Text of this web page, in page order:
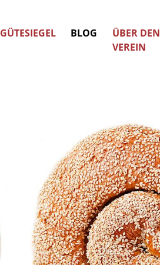
GÜTESIEGEL BLOG
ÜBER DEN
VEREIN